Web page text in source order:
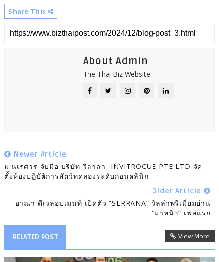
Share This
About Admin
The Thai Biz Website
Newer Article
ม.นเรศวร จับมือ บริษัท วีลาล่า -INVITROCUE PTE LTD จัด
ตั้งห้องปฏิบัติการสัตว์ทดลองระดับก่อนคลินิก
Older Article
อาณา ดีเวลอปเมนท์ เปิดตัว “SERRANA” วิลล่าพรีเมี่ยมย่าน
“ม่าหนิก” เฟสแรก
RELATED POST View More